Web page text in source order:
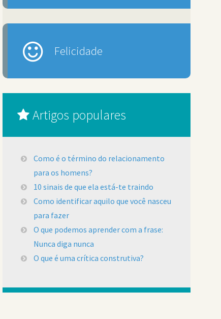
Felicidade
Artigos populares
Como é o término do relacionamento
para os homens?
10 sinais de que ela está-te traindo
Como identificar aquilo que você nasceu
para fazer
O que podemos aprender com a frase:
Nunca diga nunca
O que é uma crítica construtiva?